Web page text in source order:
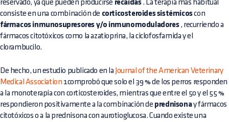
reservado, ya que pueden producirse recaídas. La terapia más habitual
consiste en una combinación de corticosteroides sistémicoscon
fármacos inmunosupresores y/o inmunomoduladores, recurriendo a
fármacos citotóxicos como la azatioprina, la ciclofosfamida y el
clorambucilo.
De hecho, un estudio publicado en la Journal of the American Veterinary
Medical Association 1comprobó que solo el 39 % de los perros responden
a la monoterapia con corticosteroides, mientras que entre el 50 y el 55 %
respondieron positivamente a la combinación de prednisonay fármacos
citotóxicos o a la prednisona con aurotioglucosa. Cuando existe una